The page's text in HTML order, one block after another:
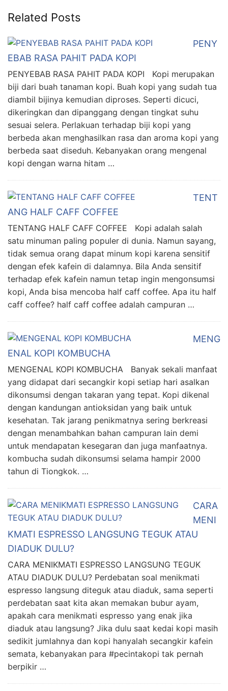
Related Posts
PENY
EBAB RASA PAHIT PADA KOPI
PENYEBAB RASA PAHIT PADA KOPI Kopi merupakan
biji dari buah tanaman kopi. Buah kopi yang sudah tua
diambil bijinya kemudian diproses. Seperti dicuci,
dikeringkan dan dipanggang dengan tingkat suhu
sesuai selera. Perlakuan terhadap biji kopi yang
berbeda akan menghasilkan rasa dan aroma kopi yang
berbeda saat diseduh. Kebanyakan orang mengenal
kopi dengan warna hitam …
TENT
ANG HALF CAFF COFFEE
TENTANG HALF CAFF COFFEE Kopi adalah salah
satu minuman paling populer di dunia. Namun sayang,
tidak semua orang dapat minum kopi karena sensitif
dengan efek kafein di dalamnya. Bila Anda sensitif
terhadap efek kafein namun tetap ingin mengonsumsi
kopi, Anda bisa mencoba half caff coffee. Apa itu half
caff coffee? half caff coffee adalah campuran …
MENG
ENAL KOPI KOMBUCHA
MENGENAL KOPI KOMBUCHA Banyak sekali manfaat
yang didapat dari secangkir kopi setiap hari asalkan
dikonsumsi dengan takaran yang tepat. Kopi dikenal
dengan kandungan antioksidan yang baik untuk
kesehatan. Tak jarang penikmatnya sering berkreasi
dengan menambahkan bahan campuran lain demi
untuk mendapatan kesegaran dan juga manfaatnya.
kombucha sudah dikonsumsi selama hampir 2000
tahun di Tiongkok. …
CARA
MENI
KMATI ESPRESSO LANGSUNG TEGUK ATAU
DIADUK DULU?
CARA MENIKMATI ESPRESSO LANGSUNG TEGUK
ATAU DIADUK DULU? Perdebatan soal menikmati
espresso langsung diteguk atau diaduk, sama seperti
perdebatan saat kita akan memakan bubur ayam,
apakah cara menikmati espresso yang enak jika
diaduk atau langsung? Jika dulu saat kedai kopi masih
sedikit jumlahnya dan kopi hanyalah secangkir kafein
semata, kebanyakan para #pecintakopi tak pernah
berpikir …